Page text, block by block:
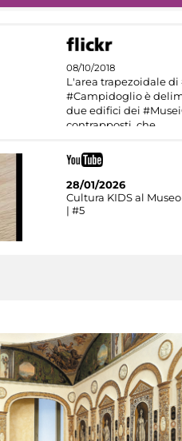
08/10/2018
L'area trapezoidale di
#Campidoglio è
due edifici dei
contrapposti, che
28/01/2026
Cultura KIDS al
| #5